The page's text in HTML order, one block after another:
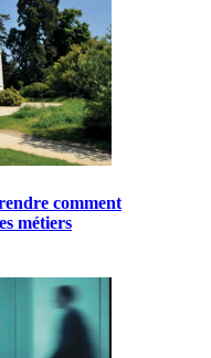
comment
métiers